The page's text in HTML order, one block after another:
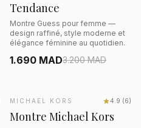
Tendance
Montre Guess pour femme —
design raffiné, style moderne et
élégance féminine au quotidien.
1.690 MAD3.200MAD
SALE −48%
AJOUTER AU PANIER
MICHAEL KORS 4.9 (6)
Montre Michael Kors